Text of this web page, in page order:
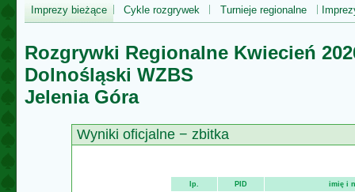
Imprezy bieżące
Cykle rozgrywek Turnieje regionalne
Rozgrywki Regionalne Kwiecień
Dolnośląski WZBS
Jelenia Góra
Wyniki oficjalne − zbitka
lp. PID imię i